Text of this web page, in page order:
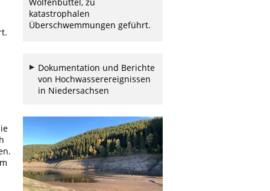
katastrophalen
Überschwemmungen geführt.
Dokumentation und Berichte
von Hochwasserereignissen
in Niedersachsen